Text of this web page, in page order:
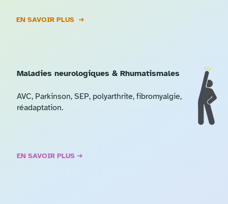
EN SAVOIR PLUS ➔
Maladies neurologiques & Rhumatismales
AVC, Parkinson, SEP, polyarthrite, fibromyalgie,
réadaptation.
EN SAVOIR PLUS ➔